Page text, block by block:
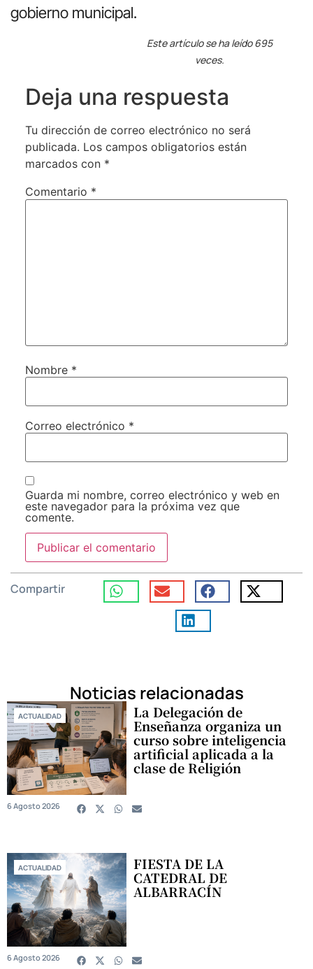
gobierno municipal.
Este artículo se ha leído 695
veces.
Deja una respuesta
Tu dirección de correo electrónico no será
publicada. Los campos obligatorios están
marcados con *
Comentario *
Nombre *
Correo electrónico *
Guarda mi nombre, correo electrónico y web en
este navegador para la próxima vez que
comente.
Compartir
Noticias relacionadas
ACTUALIDAD La Delegación de
Enseñanza organiza un
curso sobre inteligencia
artificial aplicada a la
clase de Religión
6 Agosto 2026
ACTUALIDAD FIESTA DE LA
CATEDRAL DE
ALBARRACÍN
6 Agosto 2026